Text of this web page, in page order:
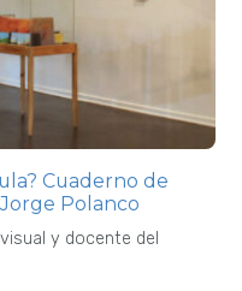
Cuaderno de
Polanco
y docente del